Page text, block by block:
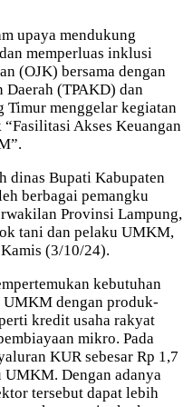
upaya mendukung
memperluas inklusi
(OJK) bersama dengan
Daerah (TPAKD) dan
Timur menggelar kegiatan
Akses Keuangan
dinas Bupati Kabupaten
berbagai pemangku
Provinsi Lampung,
tani dan pelaku UMKM,
(3/10/24).
kebutuhan
dengan produk-
kredit usaha rakyat
mikro. Pada
KUR sebesar Rp 1,7
Dengan adanya
tersebut dapat lebih